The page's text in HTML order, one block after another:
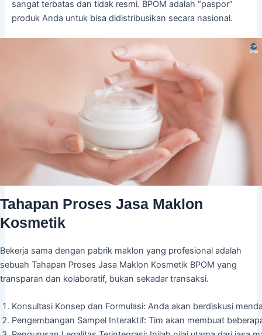
sangat terbatas dan tidak resmi. BPOM adalah “paspor”
produk Anda untuk bisa didistribusikan secara nasional.
Tahapan Proses Jasa Maklon
Kosmetik
Bekerja sama dengan pabrik maklon yang profesional adalah
sebuah Tahapan Proses Jasa Maklon Kosmetik BPOM yang
transparan dan kolaboratif, bukan sekadar transaksi.
Konsultasi Konsep dan Formulasi: Anda akan berdiskusi
Pengembangan Sampel Interaktif: Tim akan membuat